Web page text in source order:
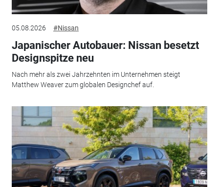
05.08.2026 #Nissan
Japanischer Autobauer: Nissan besetzt
Designspitze neu
Nach mehr als zwei Jahrzehnten im Unternehmen steigt
Matthew Weaver zum globalen Designchef auf.